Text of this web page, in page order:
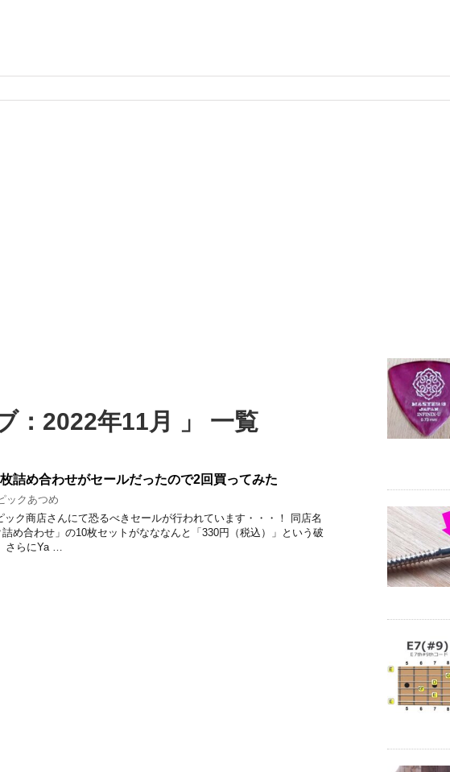
：2022年11月 」 一覧
詰め合わせがセールだったので2回買ってみた
ックあつめ
ック商店さんにて恐るべきセールが行われています・・・！ 同店名
め合わせ」の10枚セットがなななんと「330円（税込）」という破
さらにYa …